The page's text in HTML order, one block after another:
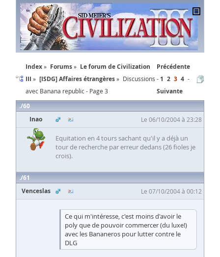
Index Forums
Le forum de Civilization
III
[ISDG] Affaires étrangères
Discussions
avec Banana republic - Page 3
Précédente
1 2 3 4
Suivante
60
Inao
Le 06/10/2004 à 23:28
Equitation en 4 tours sachant qu'il y a déjà un
tour de recherche par erreur dedans (26 fioles je
crois).
61
Venceslas
Le 07/10/2004 à 00:12
Ce qui m'intéresse, c'est moins d'avoir le
poly que de pouvoir commercer (du luxe!)
avec les Bananeros pour lutter contre le
DLG